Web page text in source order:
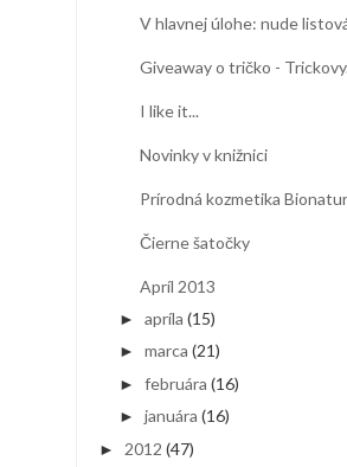
V hlavnej úlohe: nude
Giveaway o tričko -
I like it...
Novinky v knižnici
Prírodná kozmetika
Čierne šatočky
Apríl 2013
► apríla (15)
► marca (21)
► februára (16)
► januára (16)
► 2012 (47)